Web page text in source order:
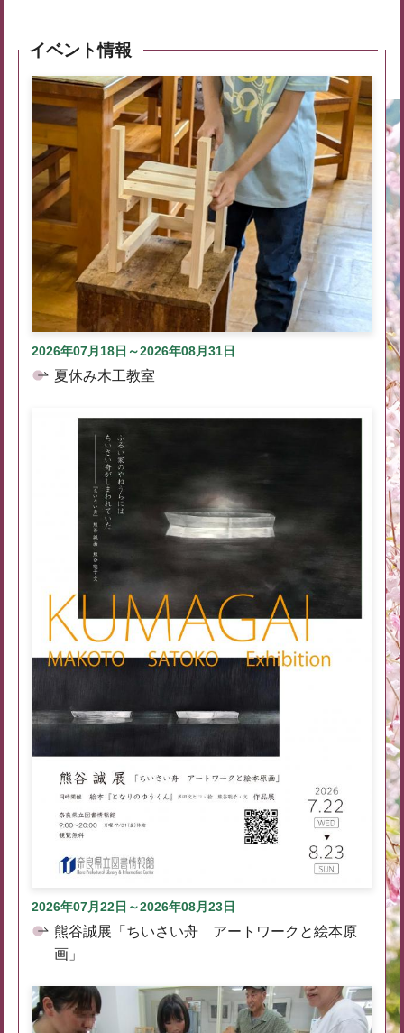
イベント情報
2026年07月18日～2026年08月31日
夏休み木工教室
2026年07月22日～2026年08月23日
熊谷誠展「ちいさい舟 アートワークと絵本原
画」